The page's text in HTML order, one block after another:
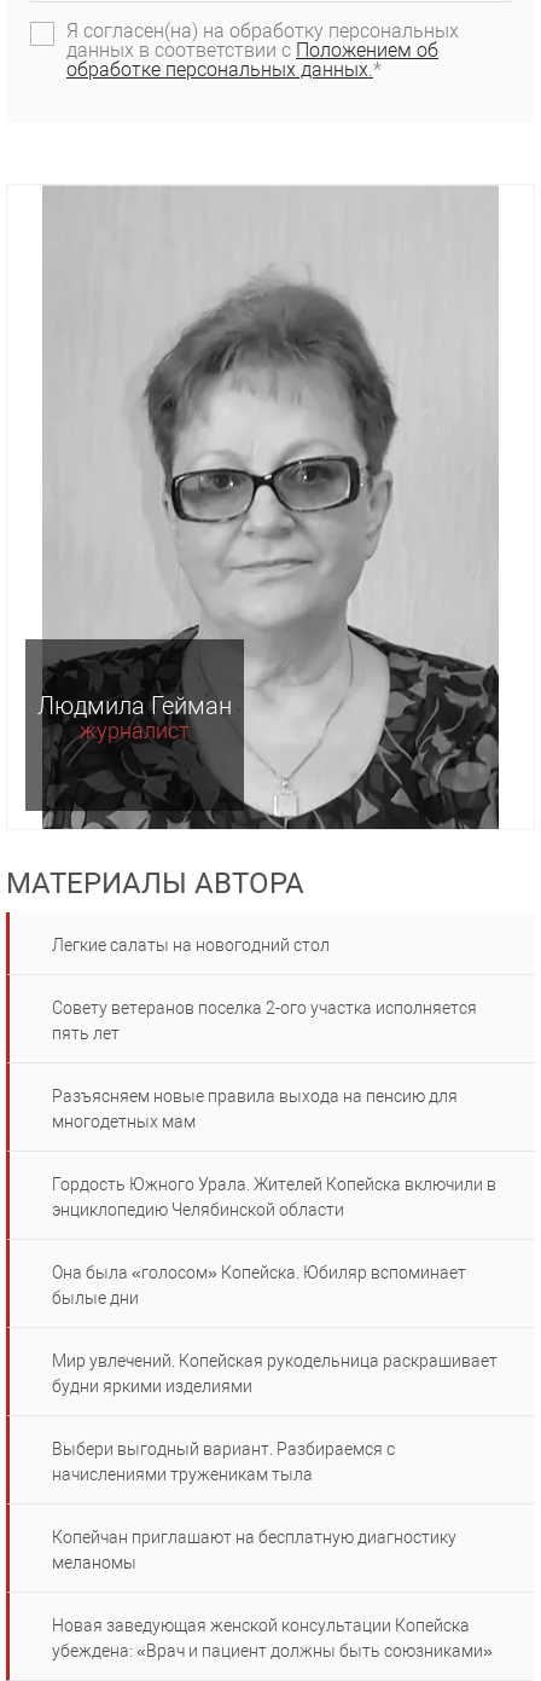
Я согласен(на) на обработку персональных
данных в соответствии с Положением об
обработке персональных данных.*
Людмила Гейман
журналист
МАТЕРИАЛЫ АВТОРА
Легкие салаты на новогодний стол
Совету ветеранов поселка 2-ого участка исполняется
пять лет
Разъясняем новые правила выхода на пенсию для
многодетных мам
Гордость Южного Урала. Жителей Копейска включили в
энциклопедию Челябинской области
Она была «голосом» Копейска. Юбиляр вспоминает
былые дни
Мир увлечений. Копейская рукодельница раскрашивает
будни яркими изделиями
Выбери выгодный вариант. Разбираемся с
начислениями труженикам тыла
Копейчан приглашают на бесплатную диагностику
меланомы
Новая заведующая женской консультации Копейска
убеждена: «Врач и пациент должны быть союзниками»